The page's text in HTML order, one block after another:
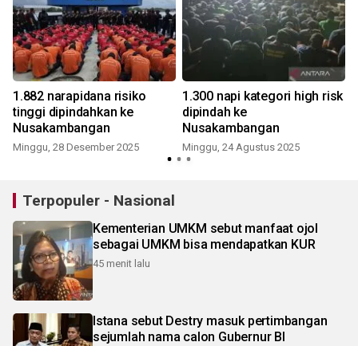
1.882 narapidana risiko
tinggi dipindahkan ke
Nusakambangan
Minggu, 28 Desember 2025
1.300 napi kategori high risk
dipindah ke
Nusakambangan
Minggu, 24 Agustus 2025
Terpopuler - Nasional
Kementerian UMKM sebut manfaat ojol
sebagai UMKM bisa mendapatkan KUR
45 menit lalu
Istana sebut Destry masuk pertimbangan
sejumlah nama calon Gubernur BI